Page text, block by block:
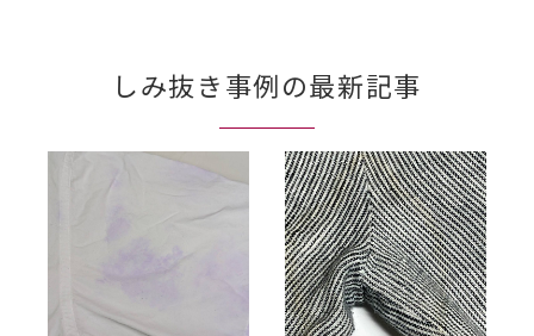
しみ抜き事例の最新記事